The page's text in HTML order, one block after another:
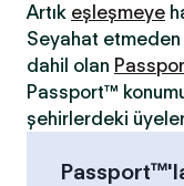
Artık eşleşmeye
Seyahat
dahil olan
Passport™
şehirlerdeki